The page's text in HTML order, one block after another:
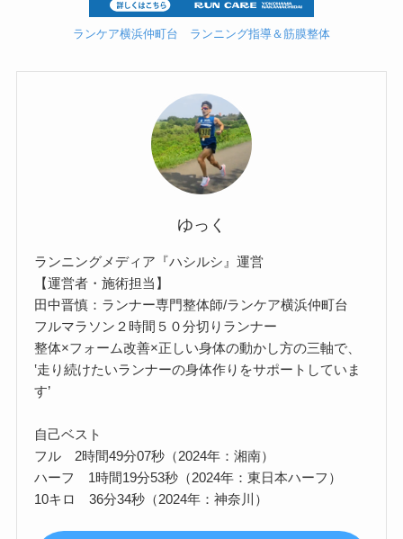
ランケア横浜仲町台 ランニング指導＆筋膜整体
ゆっく
ランニングメディア『ハシルシ』運営
【運営者・施術担当】
田中晋慎：ランナー専門整体師/ランケア横浜仲町台
フルマラソン２時間５０分切りランナー
整体×フォーム改善×正しい身体の動かし方の三軸で、
‛走り続けたいランナーの身体作りをサポートしていま
す’
自己ベスト
フル 2時間49分07秒（2024年：湘南）
ハーフ 1時間19分53秒（2024年：東日本ハーフ）
10キロ 36分34秒（2024年：神奈川）